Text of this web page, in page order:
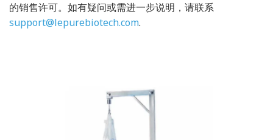
的销售许可。如有疑问或需进一步说明，请联系
support@lepurebiotech.com.